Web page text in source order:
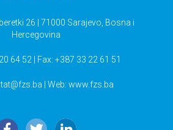
26 | 71000 Sarajevo, Bosna i
Hercegovina
64 52 | Fax: +387 33 22 61 51
| Web: www.fzs.ba